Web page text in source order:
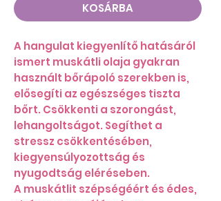
KOSÁRBA
A hangulat kiegyenlítő hatásáról
ismert muskátli olaja gyakran
használt bőrápoló szerekben is,
elősegíti az egészséges tiszta
bőrt. Csökkenti a szorongást,
lehangoltságot. Segíthet a
stressz csökkentésében,
kiegyensúlyozottság és
nyugodtság eléréseben.
A muskátlit szépségéért és édes,